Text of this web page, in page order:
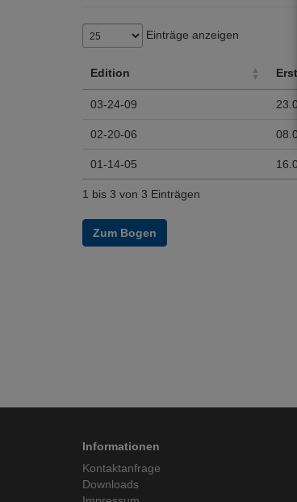
Einträge anzeigen
Edition
Edition
03-24-09
02-20-06
01-14-05
1 bis 3 von 3 Einträgen
Zum Bogen
Informationen
Kontaktanfrage
Downloads